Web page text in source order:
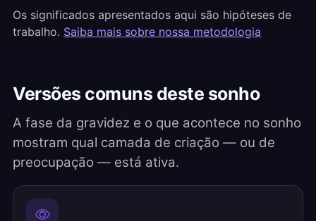
Os significados apresentados aqui são hipóteses de
trabalho. Saiba mais sobre nossa metodologia
Versões comuns deste sonho
A fase da gravidez e o que acontece no sonho
mostram qual camada de criação — ou de
preocupação — está ativa.